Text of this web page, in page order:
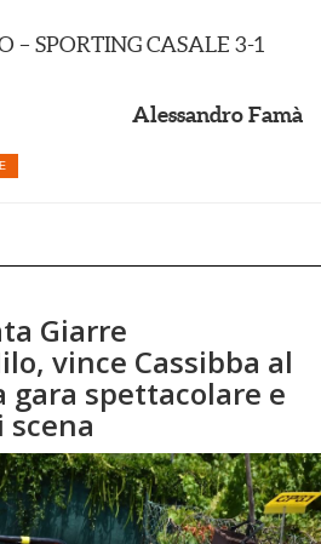
– SPORTING CASALE 3-1
Alessandro Famà
Giarre
vince Cassibba al
spettacolare e
scena